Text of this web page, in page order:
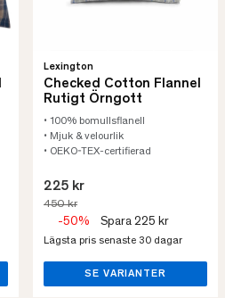
Lexington
Checked Cotton Flannel
Rutigt Örngott
• 100% bomullsflanell
• Mjuk & velourlik
• OEKO-TEX-certifierad
225 kr
450 kr
-50% Spara 225 kr
Lägsta pris senaste 30 dagar
SE VARIANTER